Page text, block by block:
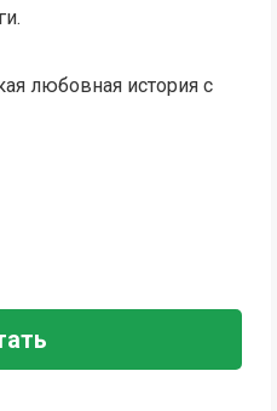
любовная история с